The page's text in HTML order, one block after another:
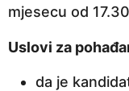
mjesecu od
Uslovi za
da je